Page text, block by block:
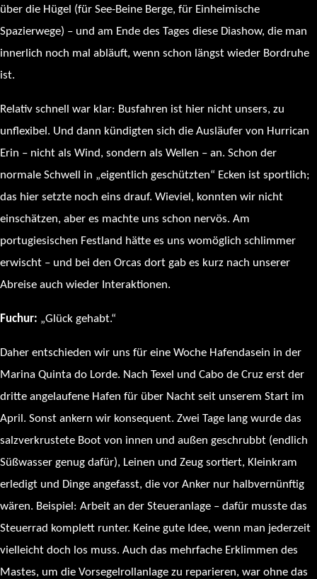
über die Hügel (für See-Beine Berge, für Einheimische
Spazierwege) – und am Ende des Tages diese Diashow, die man
innerlich noch mal abläuft, wenn schon längst wieder Bordruhe
ist.
Relativ schnell war klar: Busfahren ist hier nicht unsers, zu
unflexibel. Und dann kündigten sich die Ausläufer von Hurrican
Erin – nicht als Wind, sondern als Wellen – an. Schon der
normale Schwell in „eigentlich geschützten“ Ecken ist sportlich;
das hier setzte noch eins drauf. Wieviel, konnten wir nicht
einschätzen, aber es machte uns schon nervös. Am
portugiesischen Festland hätte es uns womöglich schlimmer
erwischt – und bei den Orcas dort gab es kurz nach unserer
Abreise auch wieder Interaktionen.
Fuchur: „Glück gehabt.“
Daher entschieden wir uns für eine Woche Hafendasein in der
Marina Quinta do Lorde. Nach Texel und Cabo de Cruz erst der
dritte angelaufene Hafen für über Nacht seit unserem Start im
April. Sonst ankern wir konsequent. Zwei Tage lang wurde das
salzverkrustete Boot von innen und außen geschrubbt (endlich
Süßwasser genug dafür), Leinen und Zeug sortiert, Kleinkram
erledigt und Dinge angefasst, die vor Anker nur halbvernünftig
wären. Beispiel: Arbeit an der Steueranlage – dafür musste das
Steuerrad komplett runter. Keine gute Idee, wenn man jederzeit
vielleicht doch los muss. Auch das mehrfache Erklimmen des
Mastes, um die Vorsegelrollanlage zu reparieren, war ohne das